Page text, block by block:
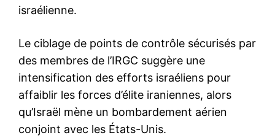
israélienne.
Le ciblage de points de contrôle sécurisés par
des membres de l’IRGC suggère une
intensification des efforts israéliens pour
affaiblir les forces d’élite iraniennes, alors
qu’Israël mène un bombardement aérien
conjoint avec les États-Unis.